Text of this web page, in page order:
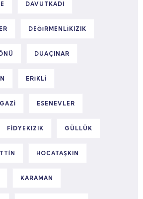
DAVUTKADI
DEĞIRMENLIKIZIK
DUAÇINAR
ERIKLI
ESENEVLER
FIDYEKIZIK GÜLLÜK
HOCATAŞKIN
KARAMAN